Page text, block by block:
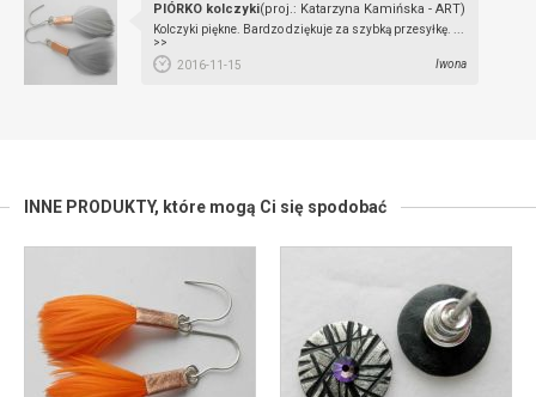
PIÓRKO kolczyki(proj.: Katarzyna Kamińska - ART)
Kolczyki piękne. Bardzo dziękuje za szybką przesyłkę. ...
>>
2016-11-15
Iwona
INNE PRODUKTY, które mogą Ci się spodobać